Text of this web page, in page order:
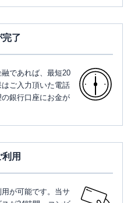
了
であれば、最短20
ご入力頂いた電話
銀行口座にお金が
用
が可能です。当サ